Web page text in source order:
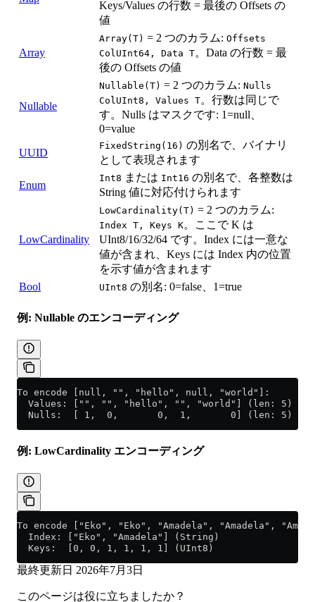
Keys/Values の行数 = 最後の Offsets の
値
Array
Array(T) = 2 つのカラム: Offsets
ColUInt64, Data T。Data の行数 = 最
後の Offsets の値
Nullable
Nullable(T) = 2 つのカラム: Nulls
ColUInt8, Values T。行数は同じで
す。Nulls はマスクです: 1=null、
0=value
UUID
FixedString(16) の別名で、バイナリ
として表現されます
Enum
Int8 または Int16 の別名で、各整数は
String 値に対応付けられます
LowCardinality
LowCardinality(T) = 2 つのカラム:
Index T, Keys K。ここで K は
UInt8/16/32/64 です。Index には一意な
値が含まれ、Keys には Index 内の位置
を示す値が含まれます
Bool
UInt8 の別名: 0=false、1=true
例: Nullable のエンコーディング
To encode [null, "", "hello", null, "world"]:
  Values: ["", "", "hello", "", "world"] (len: 5)
  Nulls:  [ 1,  0,       0,  1,       0] (len: 5)
例: LowCardinality エンコーディング
To encode ["Eko", "Eko", "Amadela", "Amadela",
  Index: ["Eko", "Amadela"] (String)
  Keys:  [0, 0, 1, 1, 1, 1] (UInt8)
最終更新日 2026年7月3日
このページは役に立ちましたか？